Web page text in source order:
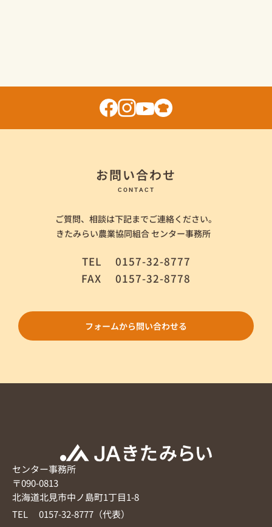
お問い合わせ
CONTACT
ご質問、相談は下記までご連絡ください。
きたみらい農業協同組合 センター事務所
TEL 0157-32-8777
FAX 0157-32-8778
フォームから問い合わせる
センター事務所
〒090-0813
北海道北見市中ノ島町1丁目1-8
TEL 0157-32-8777（代表）